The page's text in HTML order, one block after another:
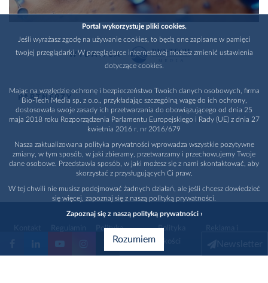
WYDAWCA
PARTNERZY
Polityka
prywatności
Polityka
promocja
Portal wykorzystuje pliki cookies.
Jeśli wyrażasz zgodę na używanie cookies, to będą one zapisane w pamięci
twojej przeglądarki. W przeglądarce internetowej możesz zmienić ustawienia
dotyczące cookies.
Mając na względzie ochronę i bezpieczeństwo Twoich danych osobowych, firma
Bio-Tech Media sp. z o.o., przykładając szczególną wagę do ich ochrony,
dostosowała swoje zasady ich przetwarzania do obowiązującego od dnia 25
maja 2018 roku Rozporządzenia Parlamentu Europejskiego i Rady (UE) z dnia 27
kwietnia 2016 r. nr 2016/679
Nasza zaktualizowana polityka prywatności wprowadza wszystkie pozytywne
zmiany, w tym sposób, w jaki zbieramy, przetwarzamy i przechowujemy Twoje
dane osobowe. Przedstawia sposób, w jaki możesz się z nami skontaktować, aby
skorzystać z przysługujących Ci praw.
W tej chwili nie musisz podejmować żadnych działań, ale jeśli chcesz dowiedzieć
się więcej, zapoznaj się z naszą polityką prywatności.
Zapoznaj się z naszą polityką prywatności ›
Rozumiem Newsletter